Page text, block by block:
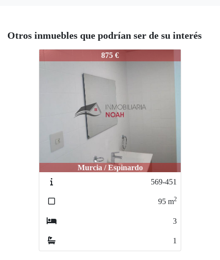
Otros inmuebles que podrían ser de su interés
875 €
Murcia / Espinardo
569-451
95 m2
3
1